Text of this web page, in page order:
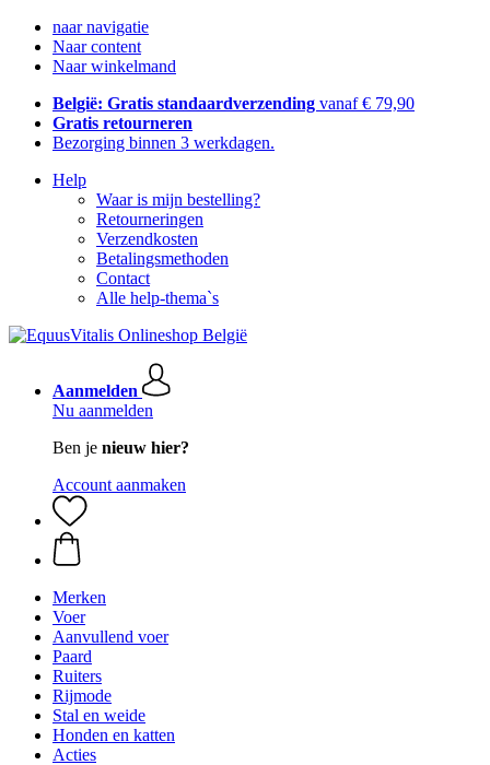
naar navigatie
Naar content
Naar winkelmand
België: Gratis standaardverzending vanaf € 79,90
Gratis retourneren
Bezorging binnen 3 werkdagen.
Help
Waar is mijn bestelling?
Retourneringen
Verzendkosten
Betalingsmethoden
Contact
Alle help-thema`s
Aanmelden
Nu aanmelden
Ben je nieuw hier?
Account aanmaken
Merken
Voer
Aanvullend voer
Paard
Ruiters
Rijmode
Stal en weide
Honden en katten
Acties